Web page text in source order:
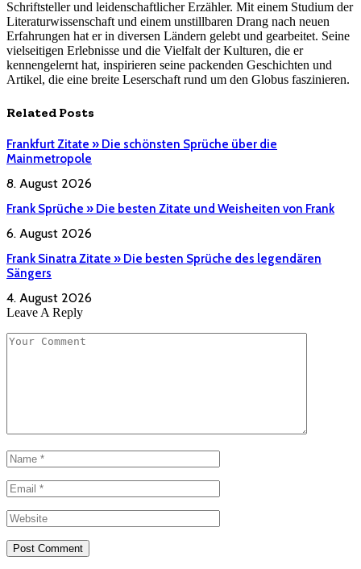
Schriftsteller und leidenschaftlicher Erzähler. Mit einem Studium der
Literaturwissenschaft und einem unstillbaren Drang nach neuen
Erfahrungen hat er in diversen Ländern gelebt und gearbeitet. Seine
vielseitigen Erlebnisse und die Vielfalt der Kulturen, die er
kennengelernt hat, inspirieren seine packenden Geschichten und
Artikel, die eine breite Leserschaft rund um den Globus faszinieren.
Related Posts
Frankfurt Zitate » Die schönsten Sprüche über die
Mainmetropole
8. August 2026
Frank Sprüche » Die besten Zitate und Weisheiten von Frank
6. August 2026
Frank Sinatra Zitate » Die besten Sprüche des legendären
Sängers
4. August 2026
Leave A Reply